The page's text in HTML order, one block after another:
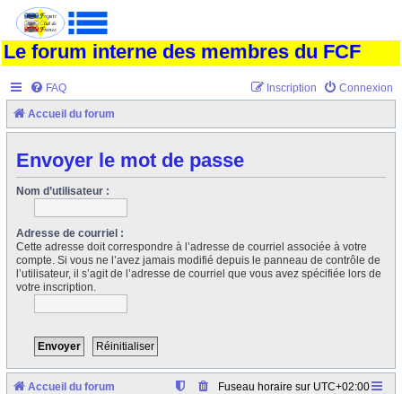
Le forum interne des membres du FCF
FAQ Connexion
Inscription
Accueil du forum
Envoyer le mot de passe
Nom d’utilisateur :
Adresse de courriel :
Cette adresse doit correspondre à l’adresse de courriel associée à votre
compte. Si vous ne l’avez jamais modifié depuis le panneau de contrôle de
l’utilisateur, il s’agit de l’adresse de courriel que vous avez spécifiée lors de
votre inscription.
Accueil du forum Fuseau horaire sur UTC+02:00